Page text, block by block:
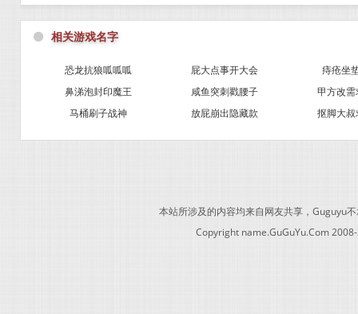
⚫ 相关游戏名字
恐龙抗狼呱呱呱 屁大点事开大会
痔疮坐
鼻涕泡封印魔王
咸鱼突刺戳腰子
甲方改
马桶刷子战神
放屁崩出隐藏款 抠脚大
本站所涉及的内容均来自网友共享，Guguyu
Copyright name.GuGuYu.Com